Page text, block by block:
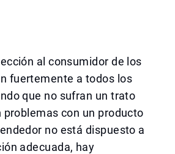
al consumidor de los
fuertemente a todos los
que no sufran un trato
problemas con un producto
no está dispuesto a
adecuada, hay